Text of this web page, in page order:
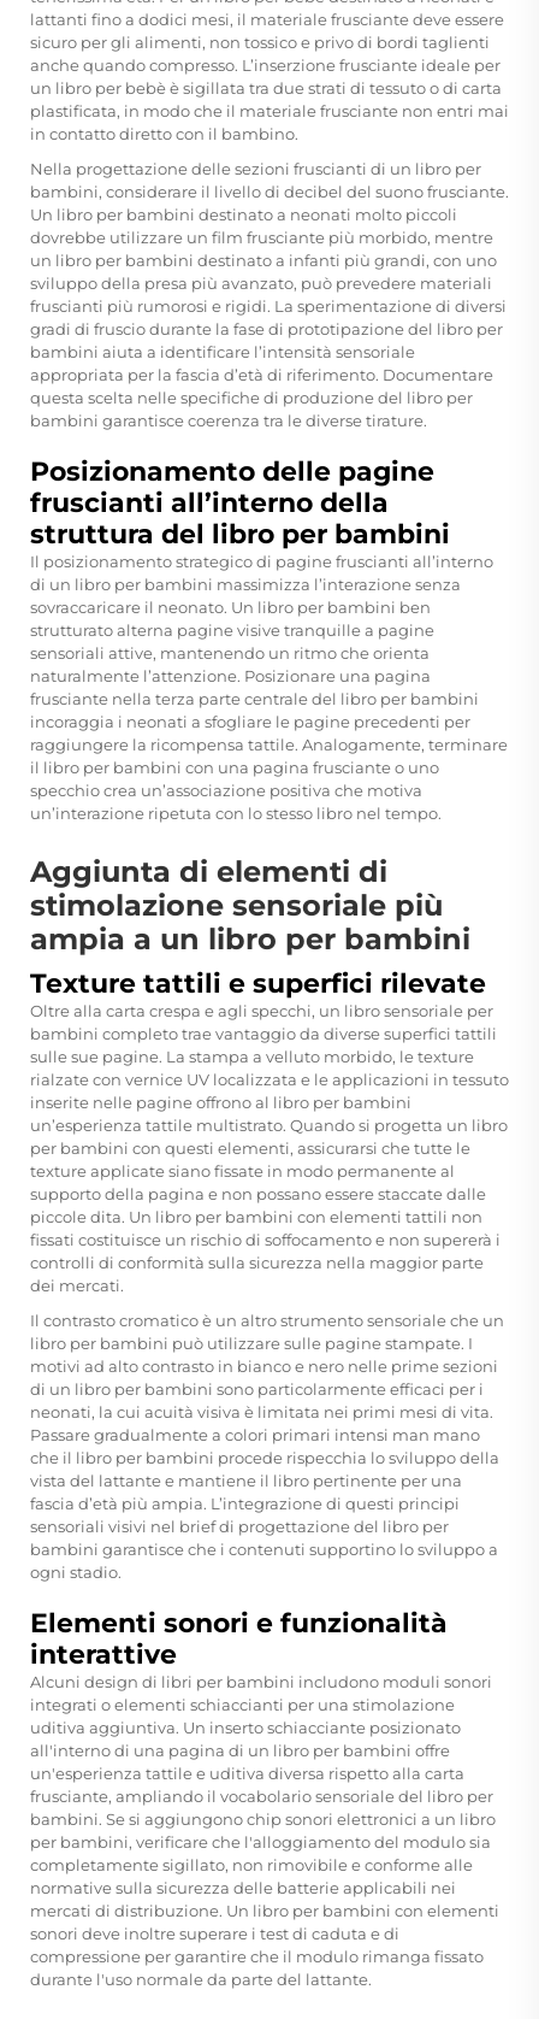
lattanti fino a dodici mesi, il materiale frusciante deve essere
sicuro per gli alimenti, non tossico e privo di bordi taglienti
anche quando compresso. L’inserzione frusciante ideale per
un libro per bebè è sigillata tra due strati di tessuto o di carta
plastificata, in modo che il materiale frusciante non entri mai
in contatto diretto con il bambino.
Nella progettazione delle sezioni fruscianti di un libro per
bambini, considerare il livello di decibel del suono frusciante.
Un libro per bambini destinato a neonati molto piccoli
dovrebbe utilizzare un film frusciante più morbido, mentre
un libro per bambini destinato a infanti più grandi, con uno
sviluppo della presa più avanzato, può prevedere materiali
fruscianti più rumorosi e rigidi. La sperimentazione di diversi
gradi di fruscio durante la fase di prototipazione del libro per
bambini aiuta a identificare l’intensità sensoriale
appropriata per la fascia d’età di riferimento. Documentare
questa scelta nelle specifiche di produzione del libro per
bambini garantisce coerenza tra le diverse tirature.
Posizionamento delle pagine
fruscianti all’interno della
struttura del libro per bambini
Il posizionamento strategico di pagine fruscianti all’interno
di un libro per bambini massimizza l’interazione senza
sovraccaricare il neonato. Un libro per bambini ben
strutturato alterna pagine visive tranquille a pagine
sensoriali attive, mantenendo un ritmo che orienta
naturalmente l’attenzione. Posizionare una pagina
frusciante nella terza parte centrale del libro per bambini
incoraggia i neonati a sfogliare le pagine precedenti per
raggiungere la ricompensa tattile. Analogamente, terminare
il libro per bambini con una pagina frusciante o uno
specchio crea un’associazione positiva che motiva
un’interazione ripetuta con lo stesso libro nel tempo.
Aggiunta di elementi di
stimolazione sensoriale più
ampia a un libro per bambini
Texture tattili e superfici rilevate
Oltre alla carta crespa e agli specchi, un libro sensoriale per
bambini completo trae vantaggio da diverse superfici tattili
sulle sue pagine. La stampa a velluto morbido, le texture
rialzate con vernice UV localizzata e le applicazioni in tessuto
inserite nelle pagine offrono al libro per bambini
un’esperienza tattile multistrato. Quando si progetta un libro
per bambini con questi elementi, assicurarsi che tutte le
texture applicate siano fissate in modo permanente al
supporto della pagina e non possano essere staccate dalle
piccole dita. Un libro per bambini con elementi tattili non
fissati costituisce un rischio di soffocamento e non supererà i
controlli di conformità sulla sicurezza nella maggior parte
dei mercati.
Il contrasto cromatico è un altro strumento sensoriale che un
libro per bambini può utilizzare sulle pagine stampate. I
motivi ad alto contrasto in bianco e nero nelle prime sezioni
di un libro per bambini sono particolarmente efficaci per i
neonati, la cui acuità visiva è limitata nei primi mesi di vita.
Passare gradualmente a colori primari intensi man mano
che il libro per bambini procede rispecchia lo sviluppo della
vista del lattante e mantiene il libro pertinente per una
fascia d’età più ampia. L’integrazione di questi principi
sensoriali visivi nel brief di progettazione del libro per
bambini garantisce che i contenuti supportino lo sviluppo a
ogni stadio.
Elementi sonori e funzionalità
interattive
Alcuni design di libri per bambini includono moduli sonori
integrati o elementi schiaccianti per una stimolazione
uditiva aggiuntiva. Un inserto schiacciante posizionato
all'interno di una pagina di un libro per bambini offre
un'esperienza tattile e uditiva diversa rispetto alla carta
frusciante, ampliando il vocabolario sensoriale del libro per
bambini. Se si aggiungono chip sonori elettronici a un libro
per bambini, verificare che l'alloggiamento del modulo sia
completamente sigillato, non rimovibile e conforme alle
normative sulla sicurezza delle batterie applicabili nei
mercati di distribuzione. Un libro per bambini con elementi
sonori deve inoltre superare i test di caduta e di
compressione per garantire che il modulo rimanga fissato
durante l'uso normale da parte del lattante.